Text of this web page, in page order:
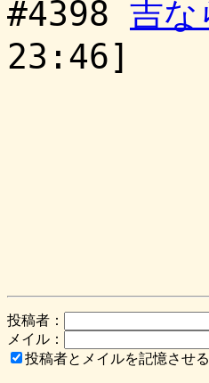
#4398 吉な
23:46]
投稿者：
メイル：
投稿者とメイルを記憶させる